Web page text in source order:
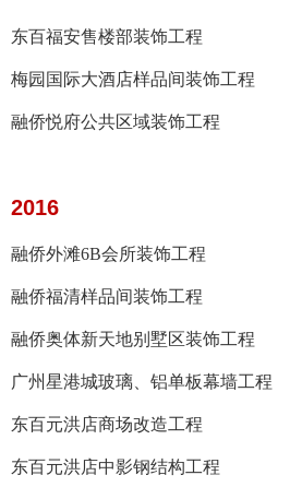
东百福安售楼部装饰工程
梅园国际大酒店样品间装饰工程
融侨悦府公共区域装饰工程
2016
融侨外滩6B会所装饰工程
融侨福清样品间装饰工程
融侨奥体新天地别墅区装饰工程
广州星港城玻璃、铝单板幕墙工程
东百元洪店商场改造工程
东百元洪店中影钢结构工程